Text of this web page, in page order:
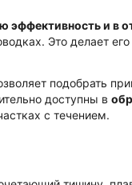
эффективность и в
Это делает
подобрать
доступны в
с течением.